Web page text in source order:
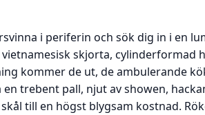
i periferin och sök dig in i en
skjorta, cylinderformad
kommer de ut, de ambulerande
trebent pall, njut av showen,
till en högst blygsam kostnad.